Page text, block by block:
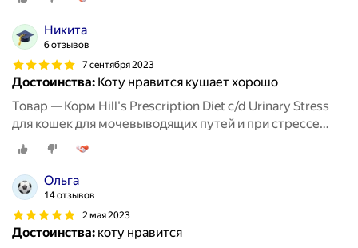
в том числе вызванные стрессом, с курицей 400 г
Никита
6 отзывов
7 сентября 2023
Достоинства: Коту нравится кушает хорошо
Товар — Корм Hill's Prescription Diet c/d Urinary Stress
для кошек для мочевыводящих путей и при стрессе
одновременно курица, 400 г
Ольга
14 отзывов
2 мая 2023
Достоинства: коту нравится